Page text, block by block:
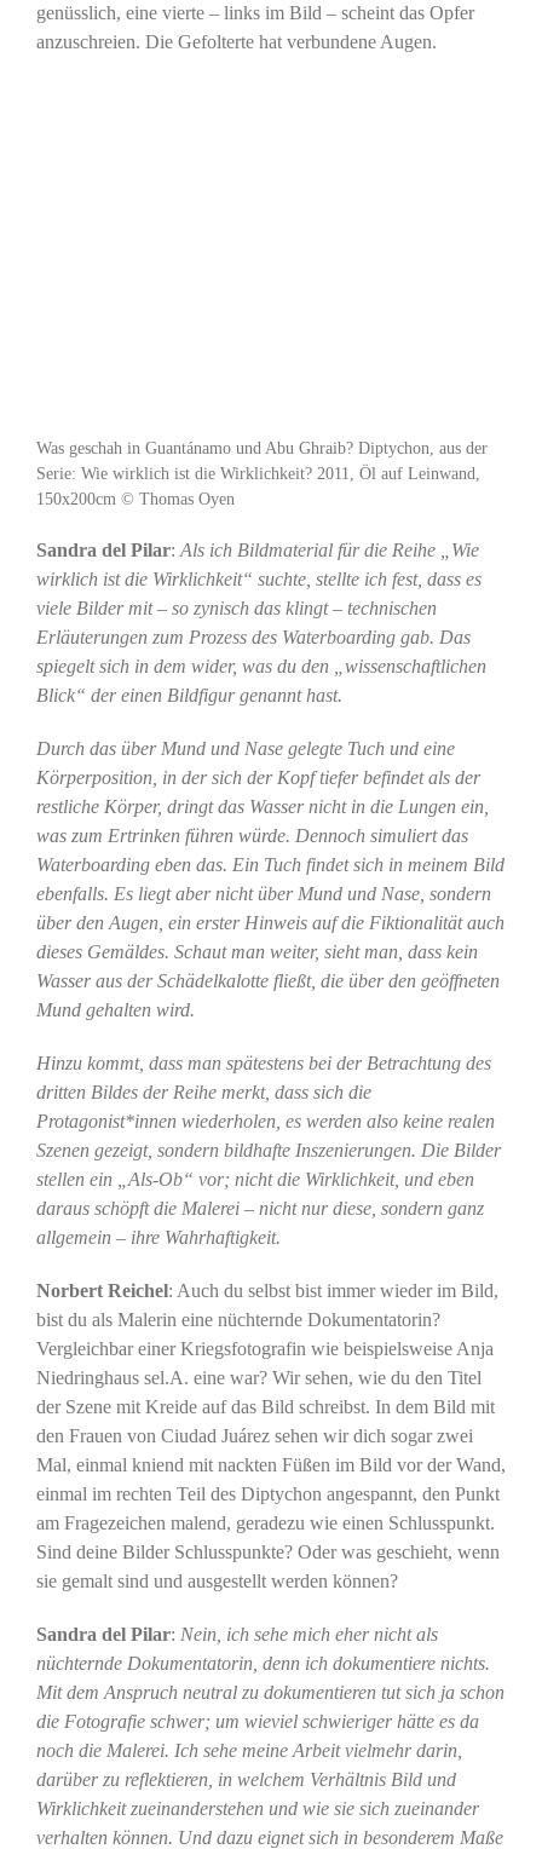
genüsslich, eine vierte – links im Bild – scheint das Opfer
anzuschreien. Die Gefolterte hat verbundene Augen.
Was geschah in Guantánamo und Abu Ghraib? Diptychon, aus der
Serie: Wie wirklich ist die Wirklichkeit? 2011, Öl auf Leinwand,
150x200cm © Thomas Oyen
Sandra del Pilar: Als ich Bildmaterial für die Reihe „Wie
wirklich ist die Wirklichkeit“ suchte, stellte ich fest, dass es
viele Bilder mit – so zynisch das klingt – technischen
Erläuterungen zum Prozess des Waterboarding gab. Das
spiegelt sich in dem wider, was du den „wissenschaftlichen
Blick“ der einen Bildfigur genannt hast.
Durch das über Mund und Nase gelegte Tuch und eine
Körperposition, in der sich der Kopf tiefer befindet als der
restliche Körper, dringt das Wasser nicht in die Lungen ein,
was zum Ertrinken führen würde. Dennoch simuliert das
Waterboarding eben das. Ein Tuch findet sich in meinem Bild
ebenfalls. Es liegt aber nicht über Mund und Nase, sondern
über den Augen, ein erster Hinweis auf die Fiktionalität auch
dieses Gemäldes. Schaut man weiter, sieht man, dass kein
Wasser aus der Schädelkalotte fließt, die über den geöffneten
Mund gehalten wird.
Hinzu kommt, dass man spätestens bei der Betrachtung des
dritten Bildes der Reihe merkt, dass sich die
Protagonist*innen wiederholen, es werden also keine realen
Szenen gezeigt, sondern bildhafte Inszenierungen. Die Bilder
stellen ein „Als-Ob“ vor; nicht die Wirklichkeit, und eben
daraus schöpft die Malerei – nicht nur diese, sondern ganz
allgemein – ihre Wahrhaftigkeit.
Norbert Reichel: Auch du selbst bist immer wieder im Bild,
bist du als Malerin eine nüchternde Dokumentatorin?
Vergleichbar einer Kriegsfotografin wie beispielsweise Anja
Niedringhaus sel.A. eine war? Wir sehen, wie du den Titel
der Szene mit Kreide auf das Bild schreibst. In dem Bild mit
den Frauen von Ciudad Juárez sehen wir dich sogar zwei
Mal, einmal kniend mit nackten Füßen im Bild vor der Wand,
einmal im rechten Teil des Diptychon angespannt, den Punkt
am Fragezeichen malend, geradezu wie einen Schlusspunkt.
Sind deine Bilder Schlusspunkte? Oder was geschieht, wenn
sie gemalt sind und ausgestellt werden können?
Sandra del Pilar: Nein, ich sehe mich eher nicht als
nüchternde Dokumentatorin, denn ich dokumentiere nichts.
Mit dem Anspruch neutral zu dokumentieren tut sich ja schon
die Fotografie schwer; um wieviel schwieriger hätte es da
noch die Malerei. Ich sehe meine Arbeit vielmehr darin,
darüber zu reflektieren, in welchem Verhältnis Bild und
Wirklichkeit zueinanderstehen und wie sie sich zueinander
verhalten können. Und dazu eignet sich in besonderem Maße